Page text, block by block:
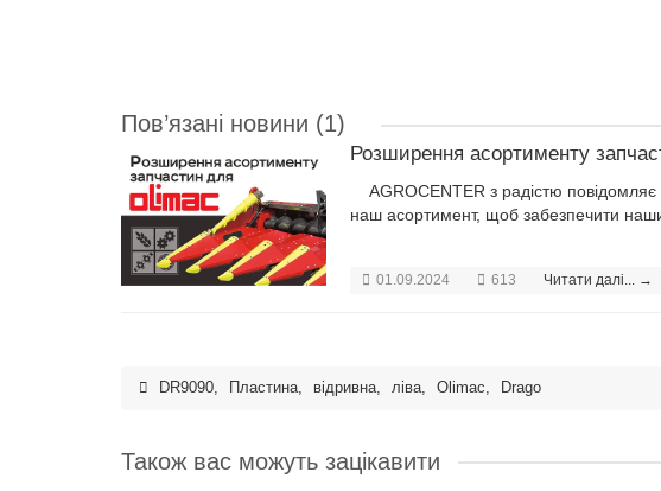
Пов’язані новини (1)
Розширення асортименту
AGROCENTER з радістю
наш асортимент, щоб забезпечити
01.09.2024 613 Читати далі... →
DR9090, Пластина, відривна, ліва, Olimac, Drago
Також вас можуть зацікавити